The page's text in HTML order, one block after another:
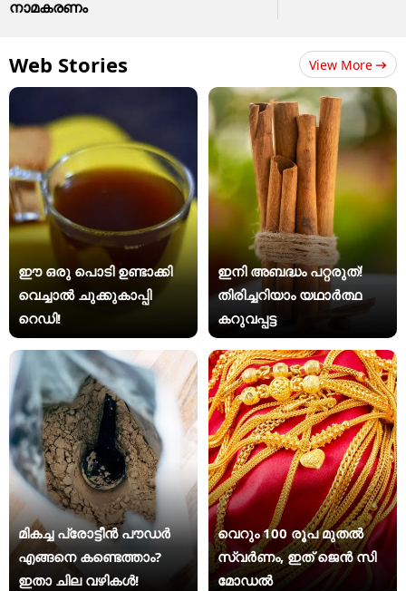
നാമകരണം
Web Stories View More
ഈ ഒരു പൊടി ഉണ്ടാക്കി
വെച്ചാൽ ചുക്കുകാപ്പി
റെഡി!
ഇനി അബദ്ധം പറ്റരുത്!
തിരിച്ചറിയാം യഥാര്‍ത്ഥ
കറുവപ്പട്ട
മികച്ച പ്രോട്ടീൻ പൗഡർ
എങ്ങനെ കണ്ടെത്താം?
ഇതാ ചില വഴികൾ!
വെറും 100 രൂപ മുതല്‍
സ്വർണം, ഇത് ജെൻ സി
മോഡൽ